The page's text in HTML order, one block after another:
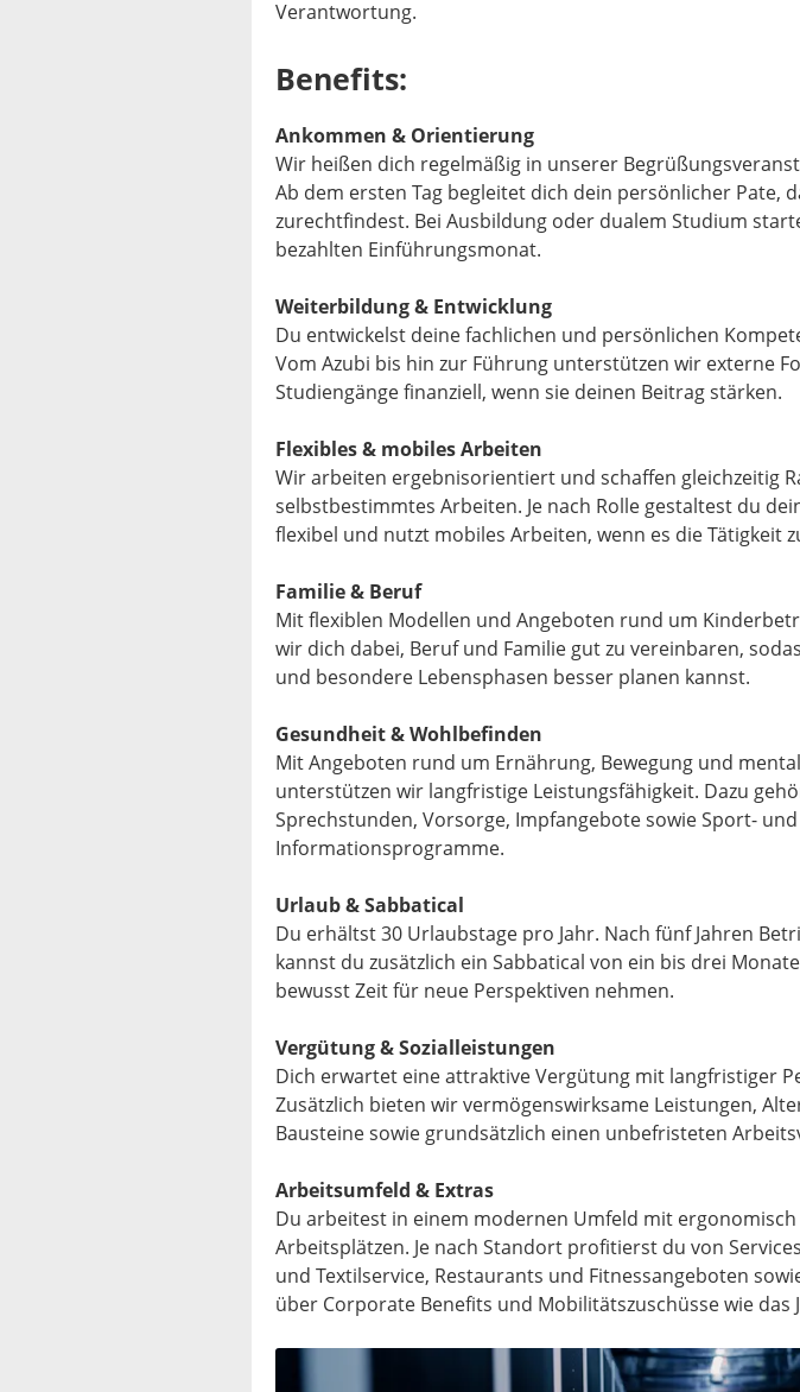
Verantwortung.
Benefits:
Ankommen & Orientierung
Wir heißen dich regelmäßig in unserer
Ab dem ersten Tag begleitet dich dein persönlicher Pate,
zurechtfindest. Bei Ausbildung oder dualem Studium
bezahlten Einführungsmonat.
Weiterbildung & Entwicklung
Du entwickelst deine fachlichen und persönlichen
Vom Azubi bis hin zur Führung unterstützen wir externe
Studiengänge finanziell, wenn sie deinen Beitrag stärken.
Flexibles & mobiles Arbeiten
Wir arbeiten ergebnisorientiert und schaffen gleichzeitig
selbstbestimmtes Arbeiten. Je nach Rolle gestaltest du
flexibel und nutzt mobiles Arbeiten, wenn es die Tätigkeit
Familie & Beruf
Mit flexiblen Modellen und Angeboten rund um
wir dich dabei, Beruf und Familie gut zu vereinbaren,
und besondere Lebensphasen besser planen kannst.
Gesundheit & Wohlbefinden
Mit Angeboten rund um Ernährung, Bewegung und
unterstützen wir langfristige Leistungsfähigkeit. Dazu
Sprechstunden, Vorsorge, Impfangebote sowie Sport- und
Informationsprogramme.
Urlaub & Sabbatical
Du erhältst 30 Urlaubstage pro Jahr. Nach fünf Jahren
kannst du zusätzlich ein Sabbatical von ein bis drei
bewusst Zeit für neue Perspektiven nehmen.
Vergütung & Sozialleistungen
Dich erwartet eine attraktive Vergütung mit langfristiger
Zusätzlich bieten wir vermögenswirksame Leistungen,
Bausteine sowie grundsätzlich einen unbefristeten
Arbeitsumfeld & Extras
Du arbeitest in einem modernen Umfeld mit
Arbeitsplätzen. Je nach Standort profitierst du von
und Textilservice, Restaurants und Fitnessangeboten
über Corporate Benefits und Mobilitätszuschüsse wie das